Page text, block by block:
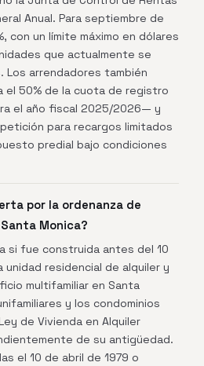
Anual. Para septiembre de
con un límite máximo en dólares
que actualmente se
Los arrendadores también
el 50% de la cuota de registro
el año fiscal 2025/2026— y
para recargos limitados
predial bajo condiciones
por la ordenanza de
Monica?
si fue construida antes del 10
unidad residencial de alquiler y
multifamiliar en Santa
y los condominios
de Vivienda en Alquiler
de su antigüedad.
el 10 de abril de 1979 o